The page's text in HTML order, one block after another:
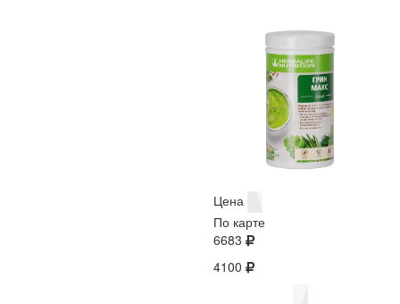
Цена
По карте
6683
4100